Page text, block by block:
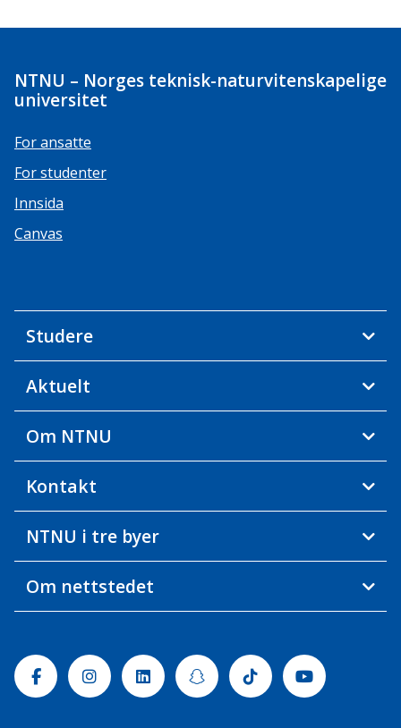
NTNU – Norges teknisk-naturvitenskapelige
universitet
For ansatte
For studenter
Innsida
Canvas
Studere
Aktuelt
Om NTNU
Kontakt
NTNU i tre byer
Om nettstedet
FacebookInstagramLinkedinSnapchatTiktok Youtube